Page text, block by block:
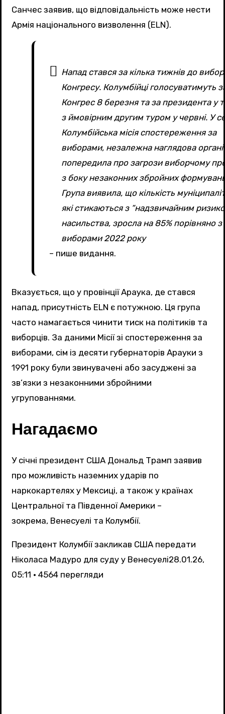
Санчес заявив, що відповідальність може нести
Армія національного визволення (ELN).
Напад стався за кілька тижнів до
Конгресу. Колумбійці голосуватимуть
Конгрес 8 березня та за президента у
з ймовірним другим туром у червні. У
Колумбійська місія спостереження за
виборами, незалежна наглядова
попередила про загрози виборчому
з боку незаконних збройних
Група виявила, що кількість
які стикаються з “надзвичайним
насильства, зросла на 85% порівняно з
виборами 2022 року
– пише видання.
Вказується, що у провінції Араука, де стався
напад, присутність ELN є потужною. Ця група
часто намагається чинити тиск на політиків та
виборців. За даними Місії зі спостереження за
виборами, сім із десяти губернаторів Арауки з
1991 року були звинувачені або засуджені за
зв’язки з незаконними збройними
угрупованнями.
Нагадаємо
У січні президент США Дональд Трамп заявив
про можливість наземних ударів по
наркокартелях у Мексиці, а також у країнах
Центральної та Південної Америки –
зокрема, Венесуелі та Колумбії.
Президент Колумбії закликав США передати
Ніколаса Мадуро для суду у Венесуелі28.01.26,
05:11 • 4564 перегляди